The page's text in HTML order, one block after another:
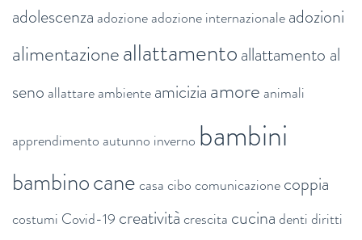
adolescenza adozioneadozione internazionaleadozioni
alimentazioneallattamentoallattamento al
seno allattareambienteamiciziaamore animali
apprendimento autunno inverno bambini
bambinocanecasacibocomunicazionecoppia
costumi Covid-19 creativitàcrescita cucinadentidiritti